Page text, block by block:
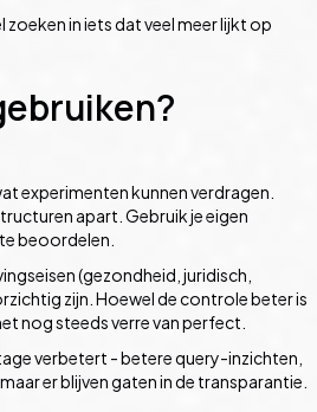
in iets dat veel meer lijkt op
experimenten kunnen verdragen.
apart. Gebruik je eigen
beoordelen.
(gezondheid, juridisch,
zijn. Hoewel de controle beter is
nog steeds verre van perfect.
verbetert - betere query-inzichten,
er blijven gaten in de transparantie.